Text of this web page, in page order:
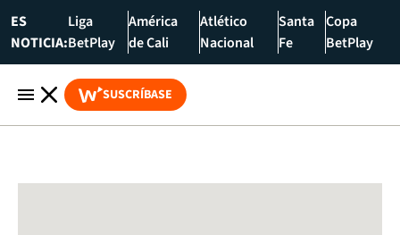
ES
NOTICIA:
Liga
BetPlay
América
de Cali
Atlético
Nacional
Santa
Fe
Copa
BetPlay
SUSCRÍBASE